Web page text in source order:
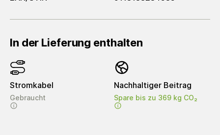
In der Lieferung enthalten
Stromkabel
Gebraucht
Nachhaltiger Beitrag
Spare bis zu 369 kg CO₂